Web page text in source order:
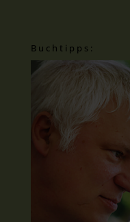
Buchtipps: